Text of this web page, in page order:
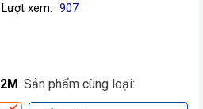
Lượt xem: 907
2M. Sản phẩm cùng loại: